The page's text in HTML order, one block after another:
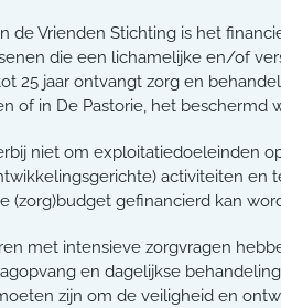
de Vrienden Stichting is het
die een lichamelijke en/of
25 jaar ontvangt zorg en
of in De Pastorie, het beschermd
niet om exploitatiedoeleinden
activiteiten en
(zorg)budget gefinancierd kan
met intensieve zorgvragen
en dagelijkse
zijn om de veiligheid en